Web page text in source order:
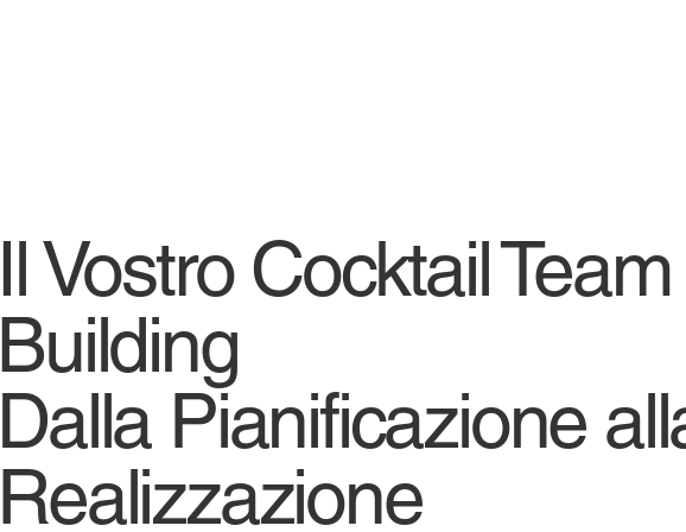
Il Vostro Cocktail Team
Building
Dalla Pianificazione
Realizzazione